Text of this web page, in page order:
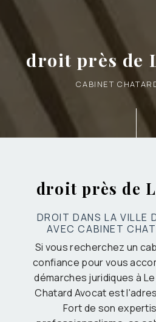
droit près de
CABINET
droit près de
DROIT DANS LA VILLE
AVEC CABINET
Si vous recherchez un
confiance pour vous
démarches juridiques à
Chatard Avocat est
Fort de son